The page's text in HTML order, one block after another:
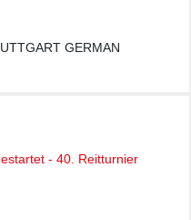
GERMAN
- 40. Reitturnier